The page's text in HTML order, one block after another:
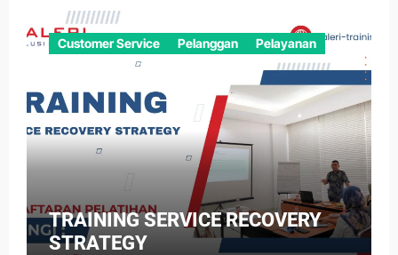
Customer Service Pelanggan Pelayanan
TRAINING SERVICE RECOVERY
STRATEGY